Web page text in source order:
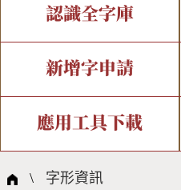
認識全字庫
全字庫介紹
中文碼介紹
國際字碼相關組織
IDS查詢
複合查詢
筆畫查詢
新增字申請
新字申請處理流程
字形即時顯示
全字庫授權
應用工具下載
個人電腦造字處理工具
問題集
\ 字形資訊